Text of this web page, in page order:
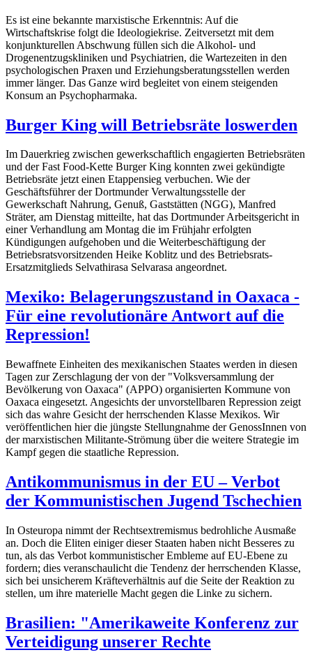
Es ist eine bekannte marxistische Erkenntnis: Auf die
Wirtschaftskrise folgt die Ideologiekrise. Zeitversetzt mit dem
konjunkturellen Abschwung füllen sich die Alkohol- und
Drogenentzugskliniken und Psychiatrien, die Wartezeiten in den
psychologischen Praxen und Erziehungsberatungsstellen werden
immer länger. Das Ganze wird begleitet von einem steigenden
Konsum an Psychopharmaka.
Burger King will Betriebsräte loswerden
Im Dauerkrieg zwischen gewerkschaftlich engagierten Betriebsräten
und der Fast Food-Kette Burger King konnten zwei gekündigte
Betriebsräte jetzt einen Etappensieg verbuchen. Wie der
Geschäftsführer der Dortmunder Verwaltungsstelle der
Gewerkschaft Nahrung, Genuß, Gaststätten (NGG), Manfred
Sträter, am Dienstag mitteilte, hat das Dortmunder Arbeitsgericht in
einer Verhandlung am Montag die im Frühjahr erfolgten
Kündigungen aufgehoben und die Weiterbeschäftigung der
Betriebsratsvorsitzenden Heike Koblitz und des Betriebsrats-
Ersatzmitglieds Selvathirasa Selvarasa angeordnet.
Mexiko: Belagerungszustand in Oaxaca -
Für eine revolutionäre Antwort auf die
Repression!
Bewaffnete Einheiten des mexikanischen Staates werden in diesen
Tagen zur Zerschlagung der von der "Volksversammlung der
Bevölkerung von Oaxaca" (APPO) organisierten Kommune von
Oaxaca eingesetzt. Angesichts der unvorstellbaren Repression zeigt
sich das wahre Gesicht der herrschenden Klasse Mexikos. Wir
veröffentlichen hier die jüngste Stellungnahme der GenossInnen von
der marxistischen Militante-Strömung über die weitere Strategie im
Kampf gegen die staatliche Repression.
Antikommunismus in der EU – Verbot
der Kommunistischen Jugend Tschechien
In Osteuropa nimmt der Rechtsextremismus bedrohliche Ausmaße
an. Doch die Eliten einiger dieser Staaten haben nicht Besseres zu
tun, als das Verbot kommunistischer Embleme auf EU-Ebene zu
fordern; dies veranschaulicht die Tendenz der herrschenden Klasse,
sich bei unsicherem Kräfteverhältnis auf die Seite der Reaktion zu
stellen, um ihre materielle Macht gegen die Linke zu sichern.
Brasilien: "Amerikaweite Konferenz zur
Verteidigung unserer Rechte